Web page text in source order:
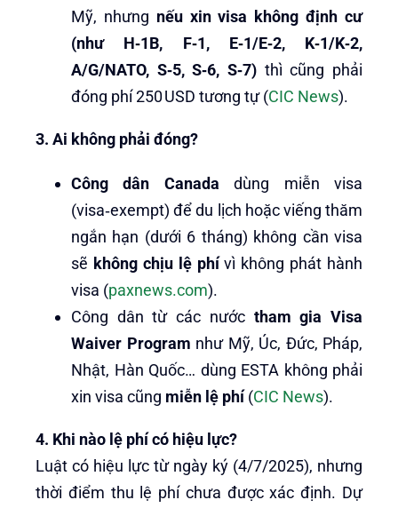
Mỹ, nhưng nếu xin visa không định cư
(như H‑1B, F‑1, E‑1/E‑2, K‑1/K‑2,
A/G/NATO, S‑5, S‑6, S‑7) thì cũng phải
đóng phí 250 USD tương tự (CIC News).
3. Ai không phải đóng?
Công dân Canada dùng miễn visa
(visa‑exempt) để du lịch hoặc viếng thăm
ngắn hạn (dưới 6 tháng) không cần visa
sẽ không chịu lệ phívì không phát hành
visa (paxnews.com).
Công dân từ các nước tham gia Visa
Waiver Program như Mỹ, Úc, Đức, Pháp,
Nhật, Hàn Quốc… dùng ESTA không phải
xin visa cũng miễn lệ phí(CIC News).
4. Khi nào lệ phí có hiệu lực?
Luật có hiệu lực từ ngày ký (4/7/2025), nhưng
thời điểm thu lệ phí chưa được xác định. Dự